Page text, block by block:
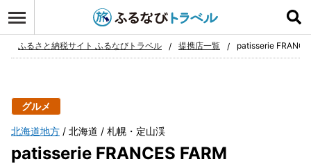
お気に入り
ふるさと納税サイト ふるなびトラベル 提携店一覧 patisserie
グルメ
北海道地方 北海道 札幌・定山渓
patisserie FRANCES FARM